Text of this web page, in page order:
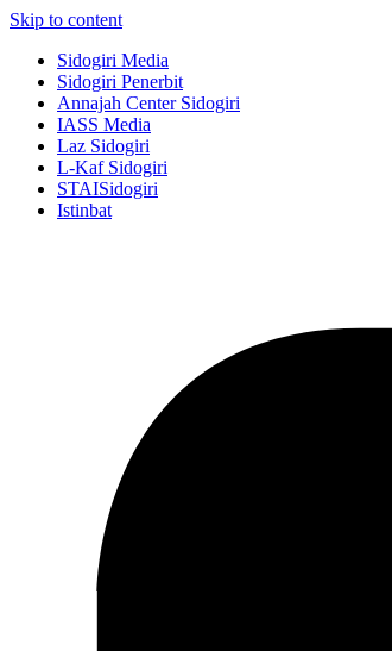
Skip to content
Sidogiri Media
Sidogiri Penerbit
Annajah Center Sidogiri
IASS Media
Laz Sidogiri
L-Kaf Sidogiri
STAISidogiri
Istinbat